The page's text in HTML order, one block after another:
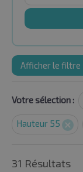
Afficher le filtre
Votre sélection :
Hauteur 55
31 Résultats